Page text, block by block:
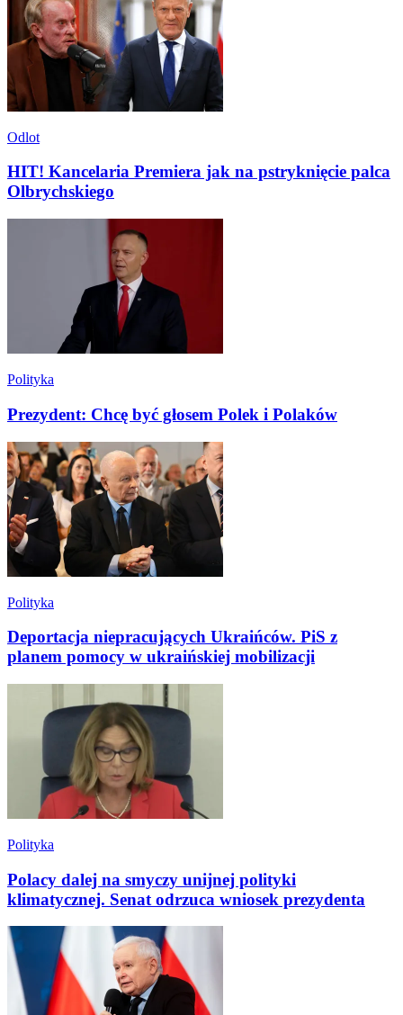
Odlot
HIT! Kancelaria Premiera jak na pstryknięcie palca
Olbrychskiego
Polityka
Prezydent: Chcę być głosem Polek i Polaków
Polityka
Deportacja niepracujących Ukraińców. PiS z
planem pomocy w ukraińskiej mobilizacji
Polityka
Polacy dalej na smyczy unijnej polityki
klimatycznej. Senat odrzuca wniosek prezydenta